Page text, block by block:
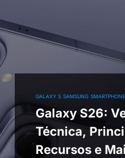
GALAXY S SAMSUNG
Galaxy S26:
Técnica,
Recursos e